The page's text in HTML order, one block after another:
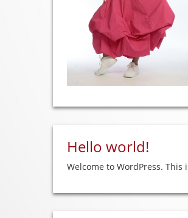
Hello world!
Welcome to WordPress.